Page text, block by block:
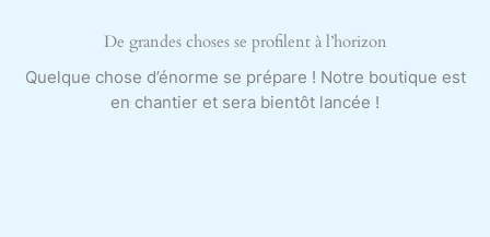
De grandes choses se profilent à l’horizon
Quelque chose d’énorme se prépare ! Notre boutique est
en chantier et sera bientôt lancée !